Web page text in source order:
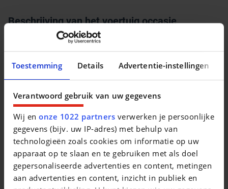
Toestemming Details Advertentie-instellingen
Verantwoord gebruik van uw gegevens
Wij enonze 1022 partners verwerken je persoonlijke
gegevens (bijv. uw IP-adres) met behulp van
technologieën zoals cookies om informatie op uw
apparaat op te slaan en te gebruiken met als doel
gepersonaliseerde advertenties en content, metingen
aan advertenties en content, inzicht in publiek en
Beschrijving van het voertuig occasie
Alle DECAIGNY TWEEDEHANDS zijn gecertificeerd door
Dekra. Deze wagen is een demowagen, de kilometerstand
kan dus afwijken. Waarom een DECAIGNY TWEEDEHANDS
wagen? - minimum 1 jaar garantie (of langer indien
gewenst) - minimum 1 jaar Europese bijstand op de weg
(Touring Wegenhulp) jaarlijks verlengbaar bij onderhoud -
officieel Opel en Chevrolet verdeler - iedere wagen voldoet
aan de strenge Opel Certified Used Cars normen -
uitgebreide testrit mogelijk om onze kwaliteit te ervaren -
iedere wagen krijgt het officieel onderhoud bij aflevering.
Onze door Opel opgeleide medewerkers garanderen U